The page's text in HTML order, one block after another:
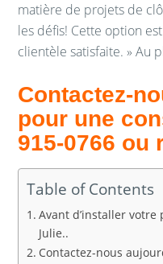
matière de projets de
les défis! Cette option
clientèle satisfaite. » Au
Contactez-
pour une
915-0766 ou
Table of Contents
Avant d’installer
Julie..
Contactez-nous